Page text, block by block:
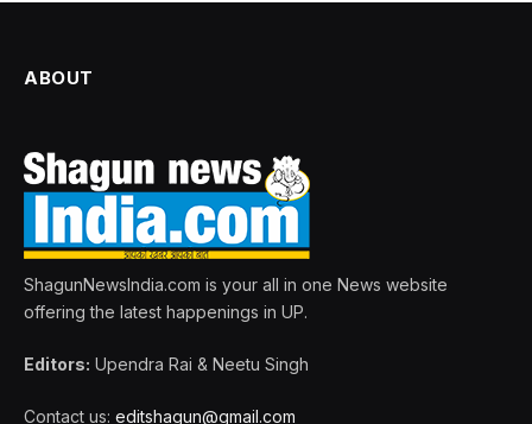
ABOUT
ShagunNewsIndia.com is your all in one News website
offering the latest happenings in UP.
Editors: Upendra Rai & Neetu Singh
Contact us: editshagun@gmail.com